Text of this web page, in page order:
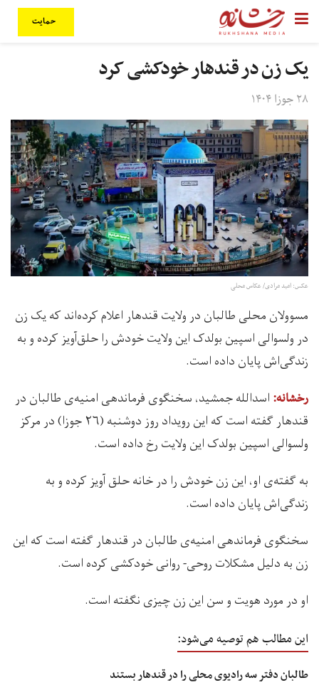
حمایت
یک زن در قندهار خودکشی کرد
۲۸ جوزا ۱۴۰۴
عکس: امید مرادی/ عکاس محلی
مسوولان محلی طالبان در ولایت قندهار اعلام کرده‌اند که یک زن
در ولسوالی اسپین بولدک این ولایت خودش را حلق‌آویز کرده و به
زندگی‌اش پایان داده است.
رخشانه: اسدالله جمشید، سخنگوی فرماندهی امنیه‌ی طالبان در
قندهار گفته است که این رویداد روز دوشنبه (۲۶ جوزا) در مرکز
ولسوالی اسپین بولدک این ولایت رخ داده است.
به گفته‌ی او، این زن خودش را در خانه‌ حلق آویز کرده و به
زندگی‌اش پایان داده است.
سخنگوی فرماندهی امنیه‌ی طالبان در قندهار گفته است که این
زن به دلیل مشکلات روحی- روانی خودکشی کرده است.
او در مورد هویت و سن این زن چیزی نگفته است.
این مطالب هم توصیه می‌شود:
طالبان دفتر سه رادیوی محلی را در قندهار بستند